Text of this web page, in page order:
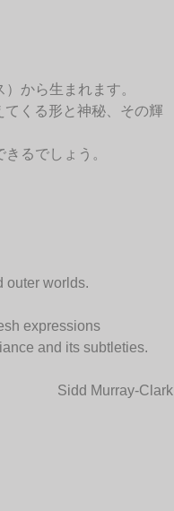
から生まれます。
くる形と神秘、その輝
るでしょう。
outer worlds.
expressions
and its subtleties.
Sidd Murray-Clark